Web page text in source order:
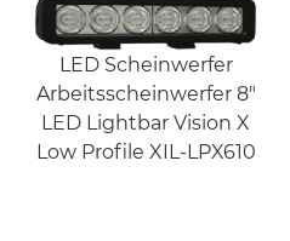
LED Scheinwerfer
Arbeitsscheinwerfer 8"
LED Lightbar Vision X
Low Profile XIL-LPX610